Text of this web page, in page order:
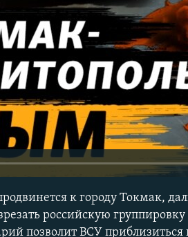
к городу Токмак,
российскую
позволит ВСУ